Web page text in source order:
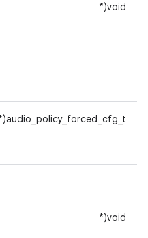
void(*
audio_policy_forced_cfg_t(*
void(*